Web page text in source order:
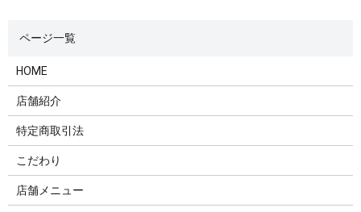
HOME
店舗紹介
特定商取引法
こだわり
店舗メニュー